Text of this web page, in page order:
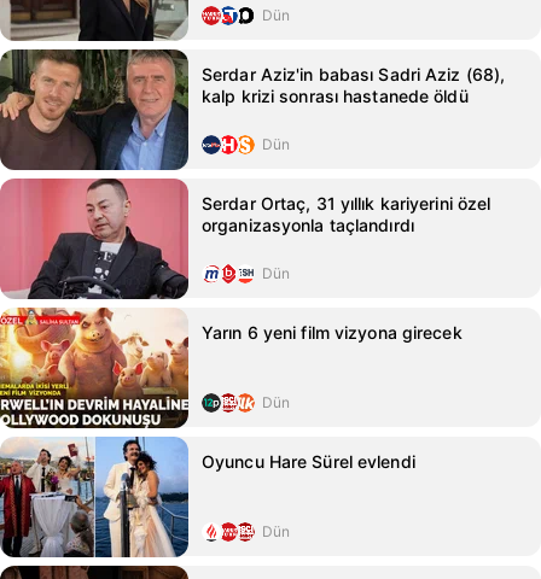
Dün
Serdar Aziz'in babası Sadri Aziz (68),
kalp krizi sonrası hastanede öldü
Dün
Serdar Ortaç, 31 yıllık kariyerini özel
organizasyonla taçlandırdı
Dün
Yarın 6 yeni film vizyona girecek
Dün
Oyuncu Hare Sürel evlendi
Dün